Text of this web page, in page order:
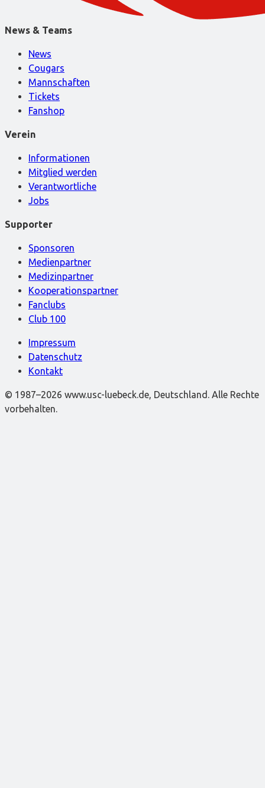
News & Teams
News
Cougars
Mannschaften
Tickets
Fanshop
Verein
Informationen
Mitglied werden
Verantwortliche
Jobs
Supporter
Sponsoren
Medienpartner
Medizinpartner
Kooperationspartner
Fanclubs
Club 100
Impressum
Datenschutz
Kontakt
© 1987–2026 www.usc-luebeck.de, Deutschland. Alle Rechte
vorbehalten.